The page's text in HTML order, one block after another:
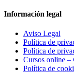
Información legal
Aviso Legal
Política de
Política de
Cursos online –
Política de